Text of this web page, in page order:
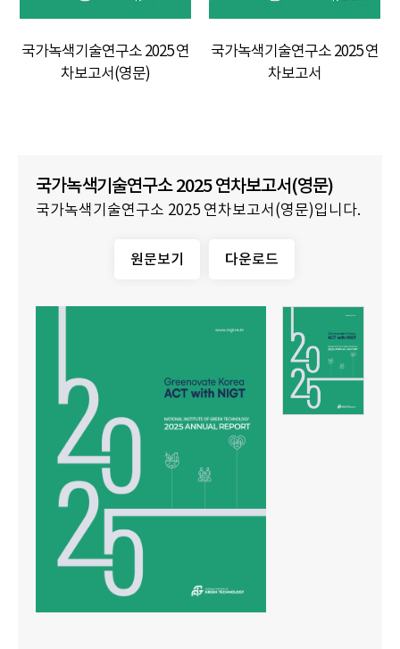
국가녹색기술연구소 2025 연
차보고서(영문)
국가녹색기술연구소 2025 연
차보고서